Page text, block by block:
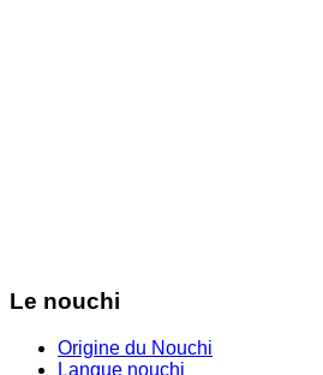
Le nouchi
Origine du Nouchi
Langue nouchi